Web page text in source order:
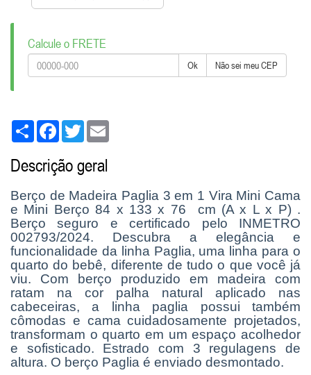
Calcule o FRETE
Ok Não sei meu CEP
Share FacebookTwitter
Descrição geral
Berço de Madeira Paglia 3 em 1 Vira Mini Cama
e Mini Berço 84 x 133 x 76 cm (A x L x P) .
Berço seguro e certificado pelo INMETRO
002793/2024. Descubra a elegância e
funcionalidade da linha Paglia, uma linha para o
quarto do bebê, diferente de tudo o que você já
viu. Com berço produzido em madeira com
ratam na cor palha natural aplicado nas
cabeceiras, a linha paglia possui também
cômodas e cama cuidadosamente projetados,
transformam o quarto em um espaço acolhedor
e sofisticado. Estrado com 3 regulagens de
altura. O berço Paglia é enviado desmontado.